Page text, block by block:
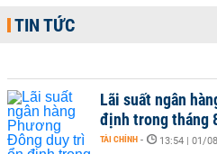
TIN TỨC
Lãi suất ngân
định trong tháng
TÀI CHÍNH - 13:54 | 01/